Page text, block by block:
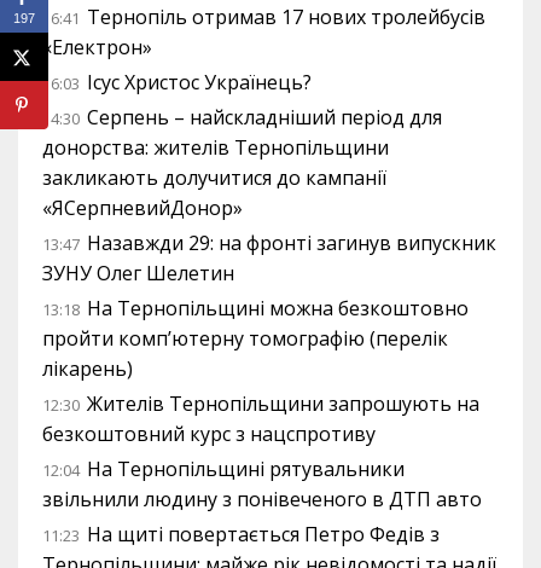
16:41 Тернопіль отримав 17 нових тролейбусів
«Електрон»
16:03 Ісус Христос Українець?
14:30 Серпень – найскладніший період для
донорства: жителів Тернопільщини
закликають долучитися до кампанії
«ЯСерпневийДонор»
13:47 Назавжди 29: на фронті загинув випускник
ЗУНУ Олег Шелетин
13:18 На Тернопільщині можна безкоштовно
пройти комп’ютерну томографію (перелік
лікарень)
12:30 Жителів Тернопільщини запрошують на
безкоштовний курс з нацспротиву
12:04 На Тернопільщині рятувальники
звільнили людину з понівеченого в ДТП авто
11:23 На щиті повертається Петро Федів з
197